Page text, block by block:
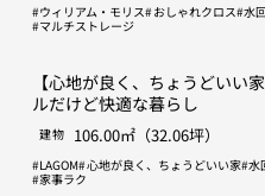
ウィリアム・モリス おしゃれクロス 水
マルチストレージ
【心地が良く、ちょうどいい
ルだけど快適な暮らし
建物 106.00㎡（32.06坪）
LAGOM 心地が良く、ちょうどいい家 水
家事ラク